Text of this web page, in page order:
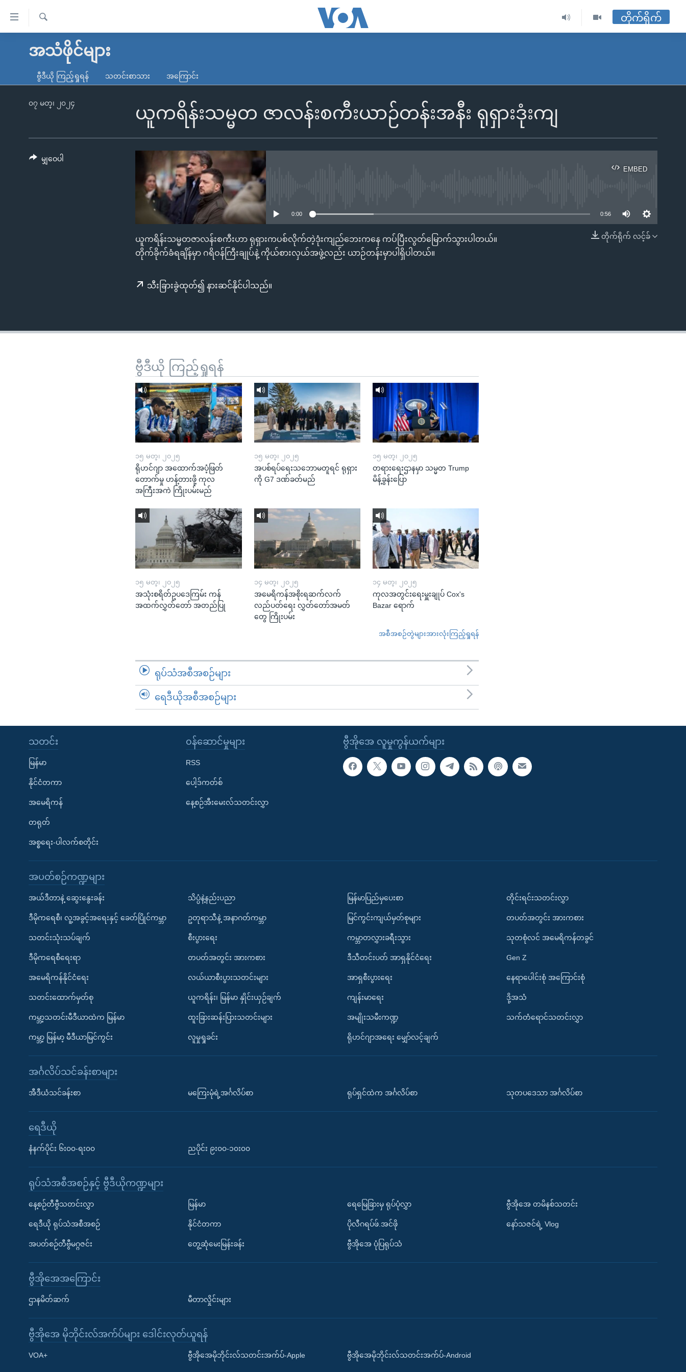
လွယ်ကူ
သည့်
မူလစာမျက်နှာ
ကမ္ဘာ့သတင်းများ
နိုင်ငံတကာ
တရုတ်
အစ္စရေး-ပါလက်စတိုင်း
ရပ်ဝန်းတခု လမ်းတခု အလွန်
အင်္ဂလိပ်စာလေ့လာမယ်
Learning English
ရ
တိုက်ရိုက်
အသံဖိုင်များ
ဗွီဒီယို ကြည့်ရှုရန် သတင်းစာသား အကြောင်း
ယူကရိန်းသမ္မတ ဇာလန်းစကီးယာဉ်တန်းအနီး ရုရှားဒုံးကျ
၀၇ မတ္၊ ၂၀၂၄
EMBED
EMBED
0:00 0:56
တိုက်ရိုက် လင့်ခ်
ယူကရိန်းသမ္မတဇာလန်းစကီးဟာ ရုရှားကပစ်လိုက်တဲ့ဒုံးကျည်ဘေးကနေ ကပ်ပြီးလွတ်မြောက်သွားပါတယ်။
တိုက်ခိုက်ခံရချိန်မှာ ဂရိဝန်ကြီးချုပ်နဲ့ ကိုယ်စားလှယ်အဖွဲ့လည်း ယာဉ်တန်းမှာပါရှိပါတယ်။
သီးခြားခွဲထုတ်၍ နားဆင်နိုင်ပါသည်။
မျှဝေပါ
ဗွီဒီယို ကြည့်ရှုရန်
၁၅ မတ္၊ ၂၀၂၅
ရိုဟင်ဂျာ အထောက်အပံ့ဖြတ်
တောက်မှု ဟန့်တားဖို့ ကုလ
အကြီးအကဲ ကြိုးပမ်းမည်
၁၅ မတ္၊ ၂၀၂၅
အပစ်ရပ်ရေးသဘောမတူရင် ရုရှား
ကို G7 ဒဏ်ခတ်မည်
၁၅ မတ္၊ ၂၀၂၅
တရားရေးဌာနမှာ သမ္မတ Trump
မိန့်ခွန်းပြော
၁၅ မတ္၊ ၂၀၂၅
အသုံးစရိတ်ဥပဒေကြမ်း ကန်
အထက်လွှတ်တော် အတည်ပြု
၁၄ မတ္၊ ၂၀၂၅
အမေရိကန်အစိုးရဆက်လက်
လည်ပတ်ရေး လွှတ်တော်အမတ်
တွေ ကြိုးပမ်း
၁၄ မတ္၊ ၂၀၂၅
ကုလအတွင်းရေးမှူးချုပ် Cox's
Bazar ရောက်
အစီအစဉ်တွဲများအားလုံးကြည့်ရှုရန်
ရုပ်သံအစီအစဉ်များ
ရေဒီယိုအစီအစဉ်များ
ဗွီအိုအေ လူမှုကွန်ယက်များ
သတင်း
မြန်မာ
နိုင်ငံတကာ
အမေရိကန်
တရုတ်
အစ္စရေး-ပါလက်စတိုင်း
၀န်ဆောင်မှုများ
RSS
ပေါ့ဒ်ကတ်စ်
နေ့စဉ်အီးမေးလ်သတင်းလွှာ
အပတ်စဉ်ကဏ္ဍများ
အယ်ဒီတာနဲ့ ဆွေးနွေးခန်း
ဒီမိုကရေစီ၊ လူ့အခွင့်အရေးနှင့် ခေတ်ပြိုင်ကမ္ဘာ
သတင်းသုံးသပ်ချက်
ဒီမိုကရေစီရေးရာ
အမေရိကန်နိုင်ငံရေး
သတင်းထောက်မှတ်စု
ကမ္ဘာ့သတင်းမီဒီယာထဲက မြန်မာ
ကမ္ဘာ့ မြန်မာ့ မီဒီယာမြင်ကွင်း
သိပ္ပံနဲ့နည်းပညာ
ဥတုရာသီနဲ့ အနာဂတ်ကမ္ဘာ
စီးပွားရေး
တပတ်အတွင်း အားကစား
လယ်ယာစီးပွားသတင်းများ
ယူကရိန်း၊ မြန်မာ နှိုင်းယှဉ်ချက်
ထူးခြားဆန်းပြားသတင်းများ
လူမှုရှုခင်း
မြန်မာပြည်မှပေးစာ
မြင်ကွင်းကျယ်မှတ်စုများ
ကမ္ဘာတလွှားခရီးသွား
ဒီသီတင်းပတ် အာရှနိုင်ငံရေး
အာရှစီးပွားရေး
ကျန်းမာရေး
အမျိုးသမီးကဏ္ဍ
ရိုဟင်ဂျာအရေး မျှော်လင့်ချက်
တိုင်းရင်းသတင်းလွှာ
တပတ်အတွင်း အားကစား
သုတစုံလင် အမေရိကန်တခွင်
Gen Z
နေရာပေါင်းစုံ အကြောင်းစုံ
ဒို့အသံ
သက်တံရောင်သတင်းလွှာ
အင်္ဂလိပ်သင်ခန်းစာများ
အီဒီယံသင်ခန်းစာ မကြေးမုံရဲ့အင်္ဂလိပ်စာ ရုပ်ရှင်ထဲက အင်္ဂလိပ်စာ သုတပဒေသာ အင်္ဂလိပ်စာ
ရေဒီယို
နံနက်ပိုင်း ၆း၀၀-ရး၀၀ ညပိုင်း ၉း၀၀-၁၀း၀၀
ရုပ်သံအစီအစဉ်နှင့် ဗွီဒီယိုကဏ္ဍများ
နေ့စဉ်တီဗွီသတင်းလွှာ
ရေဒီယို ရုပ်သံအစီအစဉ်
အပတ်စဉ်တီဗွီမဂ္ဂဇင်း
မြန်မာ
နိုင်ငံတကာ
တွေ့ဆုံမေးမြန်းခန်း
ရေမြေခြားမှ ရုပ်ပုံလွှာ
ပိုလီဂရပ်ဖ်.အင်ဖို
ဗွီအိုအေ ပုံပြရုပ်သံ
ဗွီအိုအေ တမိနစ်သတင်း
နော်သဇင်ရဲ့ Vlog
ဗွီအိုအေအကြောင်း
ဌာနမိတ်ဆက် မီတာလှိုင်းများ
ဗွီအိုအေ မိုဘိုင်းလ်အက်ပ်များ ဒေါင်းလုတ်ယူရန်
VOA+ ဗွီအိုအေမိုဘိုင်းလ်သတင်းအက်ပ်-Apple ဗွီအိုအေမိုဘိုင်းလ်သတင်းအက်ပ်-Android